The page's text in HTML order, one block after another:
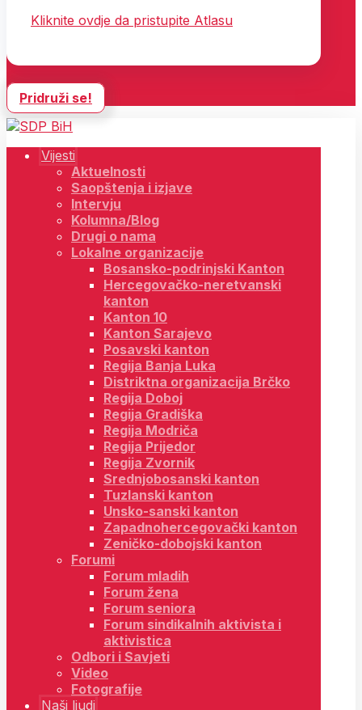
Kliknite ovdje da pristupite Atlasu
Pridruži se!
Vijesti
Aktuelnosti
Saopštenja i izjave
Intervju
Kolumna/Blog
Drugi o nama
Lokalne organizacije
Bosansko-podrinjski Kanton
Hercegovačko-neretvanski
kanton
Kanton 10
Kanton Sarajevo
Posavski kanton
Regija Banja Luka
Distriktna organizacija Brčko
Regija Doboj
Regija Gradiška
Regija Modriča
Regija Prijedor
Regija Zvornik
Srednjobosanski kanton
Tuzlanski kanton
Unsko-sanski kanton
Zapadnohercegovački kanton
Zeničko-dobojski kanton
Forumi
Forum mladih
Forum žena
Forum seniora
Forum sindikalnih aktivista i
aktivistica
Odbori i Savjeti
Video
Fotografije
Naši ljudi